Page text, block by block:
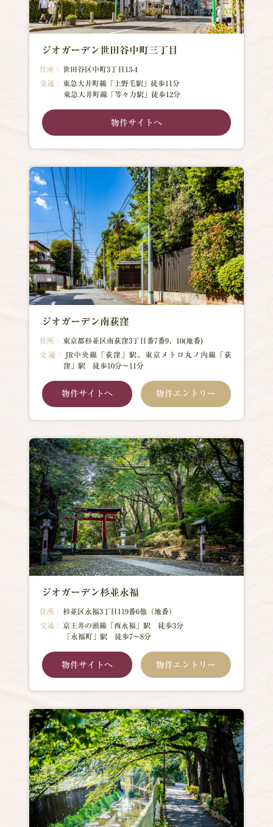
ジオガーデン世田谷中町三丁目
住所：
世田谷区中町3丁目13-4
交通：
東急大井町線「上野毛駅」徒歩11分
東急大井町線「等々力駅」徒歩12分
物件サイトへ
ジオガーデン南荻窪
住所：
東京都杉並区南荻窪3丁目番7番9、10(地番)
交通：
JR中央線「荻窪」駅、東京メトロ丸ノ内線「荻
窪」駅 徒歩10分～11分
物件サイトへ 物件エントリー
ジオガーデン杉並永福
住所：
杉並区永福3丁目119番6他（地番）
交通：
京王井の頭線「西永福」駅 徒歩3分
「永福町」駅 徒歩7～8分
物件サイトへ 物件エントリー